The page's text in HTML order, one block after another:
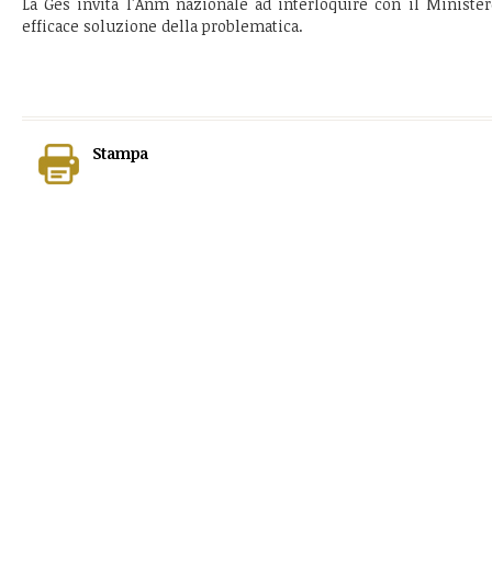
efficace soluzione della problematica.
Stampa